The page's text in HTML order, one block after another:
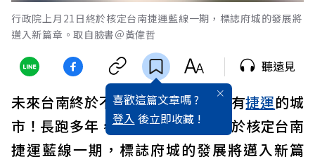
行政院上月21日終於核定台南捷運藍線一期，標誌府城的發展將
邁入新篇章。取自臉書＠黃偉哲
喜歡這篇文章嗎 ?
登入 後立即收藏 !
聽遠見
未來台南終於不再是六都中唯一沒有捷運的城
市！長跑多年，行政院上月21日終於核定台南
捷運藍線一期，標誌府城的發展將邁入新篇